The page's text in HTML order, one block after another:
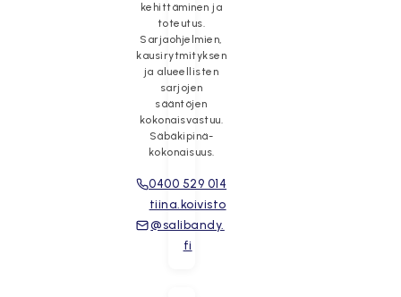
kehittäminen ja
toteutus.
Sarjaohjelmien,
kausirytmityksen
ja alueellisten
sarjojen
sääntöjen
kokonaisvastuu.
Säbäkipinä-
kokonaisuus.
0400 529 014
tiina.koivisto
@salibandy.
fi